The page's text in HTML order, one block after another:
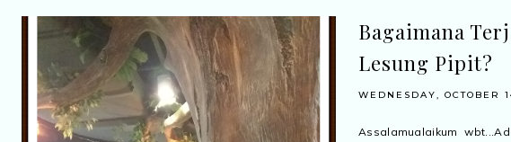
Bagaimana
Lesung Pipit?
WEDNESDAY, OCTOBER
Assalamualaikum